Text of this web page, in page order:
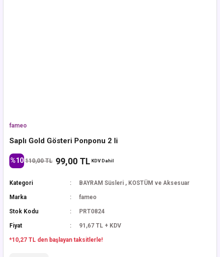
fameo
Saplı Gold Gösteri Ponponu 2 li
%10 110,00 TL 99,00 TL KDV Dahil
Kategori BAYRAM Süsleri , KOSTÜM ve Aksesuar
Marka fameo
Stok Kodu PRT0824
Fiyat 91,67 TL + KDV
*10,27 TL den başlayan taksitlerle!